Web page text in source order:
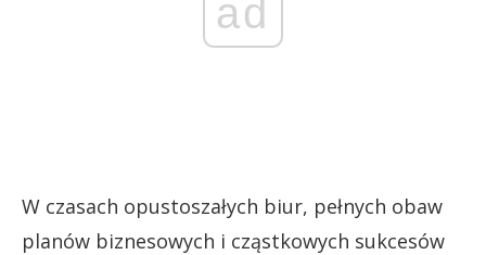
ad
W czasach opustoszałych biur, pełnych obaw
planów biznesowych i cząstkowych sukcesów